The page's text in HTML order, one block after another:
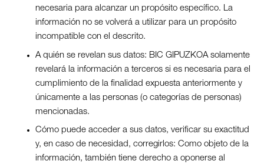
necesaria para alcanzar un propósito específico. La
información no se volverá a utilizar para un propósito
incompatible con el descrito.
A quién se revelan sus datos: BIC GIPUZKOA solamente
revelará la información a terceros si es necesaria para el
cumplimiento de la finalidad expuesta anteriormente y
únicamente a las personas (o categorías de personas)
mencionadas.
Cómo puede acceder a sus datos, verificar su exactitud
y, en caso de necesidad, corregirlos: Como objeto de la
información, también tiene derecho a oponerse al